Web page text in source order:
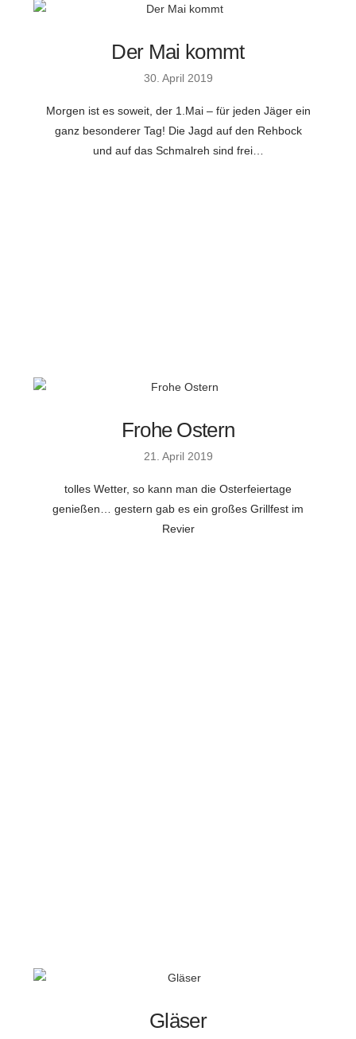
Der Mai kommt
30. April 2019
Morgen ist es soweit, der 1.Mai – für jeden Jäger ein
ganz besonderer Tag! Die Jagd auf den Rehbock
und auf das Schmalreh sind frei…
Frohe Ostern
21. April 2019
tolles Wetter, so kann man die Osterfeiertage
genießen… gestern gab es ein großes Grillfest im
Revier
Gläser